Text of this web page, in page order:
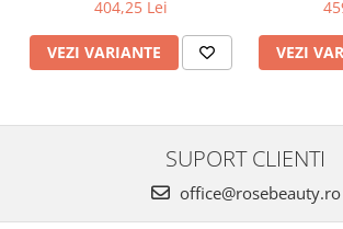
404,25 Lei
VEZI VARIANTE VEZI
SUPORT CLIENTI
office@rosebeauty.ro